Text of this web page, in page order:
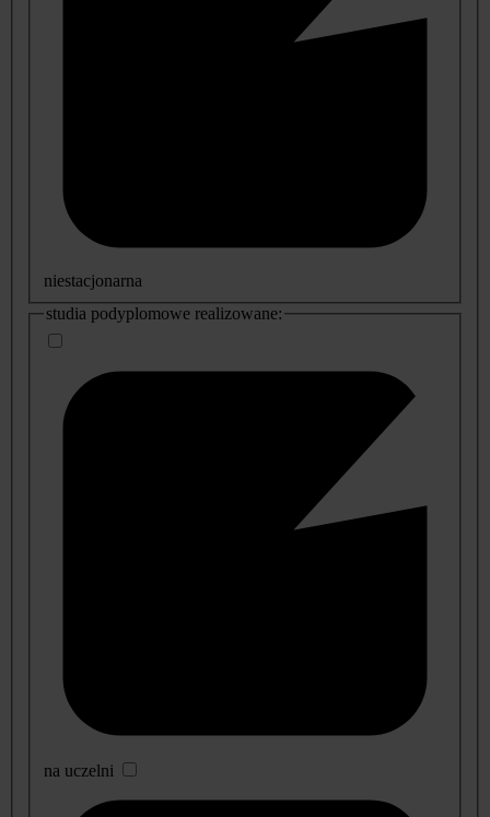
niestacjonarna
studia podyplomowe realizowane:
na uczelni